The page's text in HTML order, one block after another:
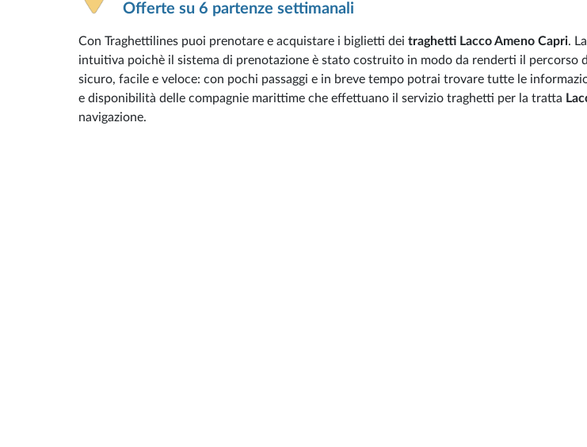
Offerte su 6 partenze settimanali
Con Traghettilines puoi prenotare e acquistare i biglietti dei traghetti Lacco Ameno Capri.
intuitiva poichè il sistema di prenotazione è stato costruito in modo da renderti il percorso
sicuro, facile e veloce: con pochi passaggi e in breve tempo potrai trovare tutte le
e disponibilità delle compagnie marittime che effettuano il servizio traghetti per la tratta
navigazione.